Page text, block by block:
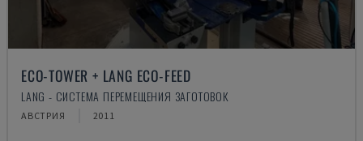
ECO-TOWER + LANG ECO-FEED
LANG - СИСТЕМА ПЕРЕМЕЩЕНИЯ ЗАГОТОВОК
АВСТРИЯ 2011